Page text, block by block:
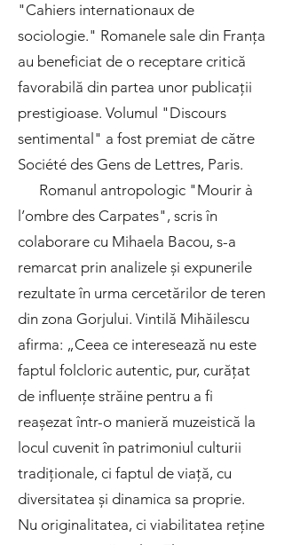
"Cahiers internationaux de
sociologie." Romanele sale din Franța
au beneficiat de o receptare critică
favorabilă din partea unor publicații
prestigioase. Volumul "Discours
sentimental" a fost premiat de către
Société des Gens de Lettres, Paris.
Romanul antropologic "Mourir à
l’ombre des Carpates", scris în
colaborare cu Mihaela Bacou, s-a
remarcat prin analizele și expunerile
rezultate în urma cercetărilor de teren
din zona Gorjului. Vintilă Mihăilescu
afirma: „Ceea ce interesează nu este
faptul folcloric autentic, pur, curățat
de influențe străine pentru a fi
reașezat într-o manieră muzeistică la
locul cuvenit în patrimoniul culturii
tradiționale, ci faptul de viață, cu
diversitatea și dinamica sa proprie.
Nu originalitatea, ci viabilitatea reține